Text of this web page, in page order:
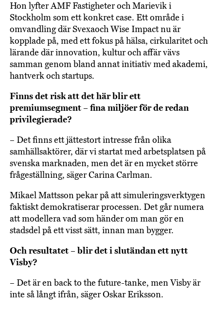
Hon lyfter AMF Fastigheter och Marievik i
Stockholm som ett konkret case. Ett område i
omvandling där Svexaoch Wise Impact nu är
kopplade på, med ett fokus på hälsa, cirkularitet och
lärande där innovation, kultur och affär vävs
samman genom bland annat initiativ med akademi,
hantverk och startups.
Finns det risk att det här blir ett
premiumsegment – fina miljöer för de redan
privilegierade?
– Det finns ett jättestort intresse från olika
samhällsaktörer, där vi startat med arbetsplatsen på
svenska marknaden, men det är en mycket större
frågeställning, säger Carina Carlman.
Mikael Mattsson pekar på att simuleringsverktygen
faktiskt demokratiserar processen. Det går numera
att modellera vad som händer om man gör en
stadsdel på ett visst sätt, innan man bygger.
Och resultatet – blir det i slutändan ett nytt
Visby?
– Det är en back to the future-tanke, men Visby är
inte så långt ifrån, säger Oskar Eriksson.